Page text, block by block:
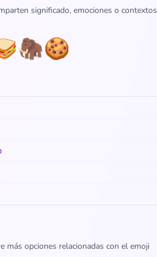
significado, emociones o contextos
🦣🍪
más opciones relacionadas con el emoji